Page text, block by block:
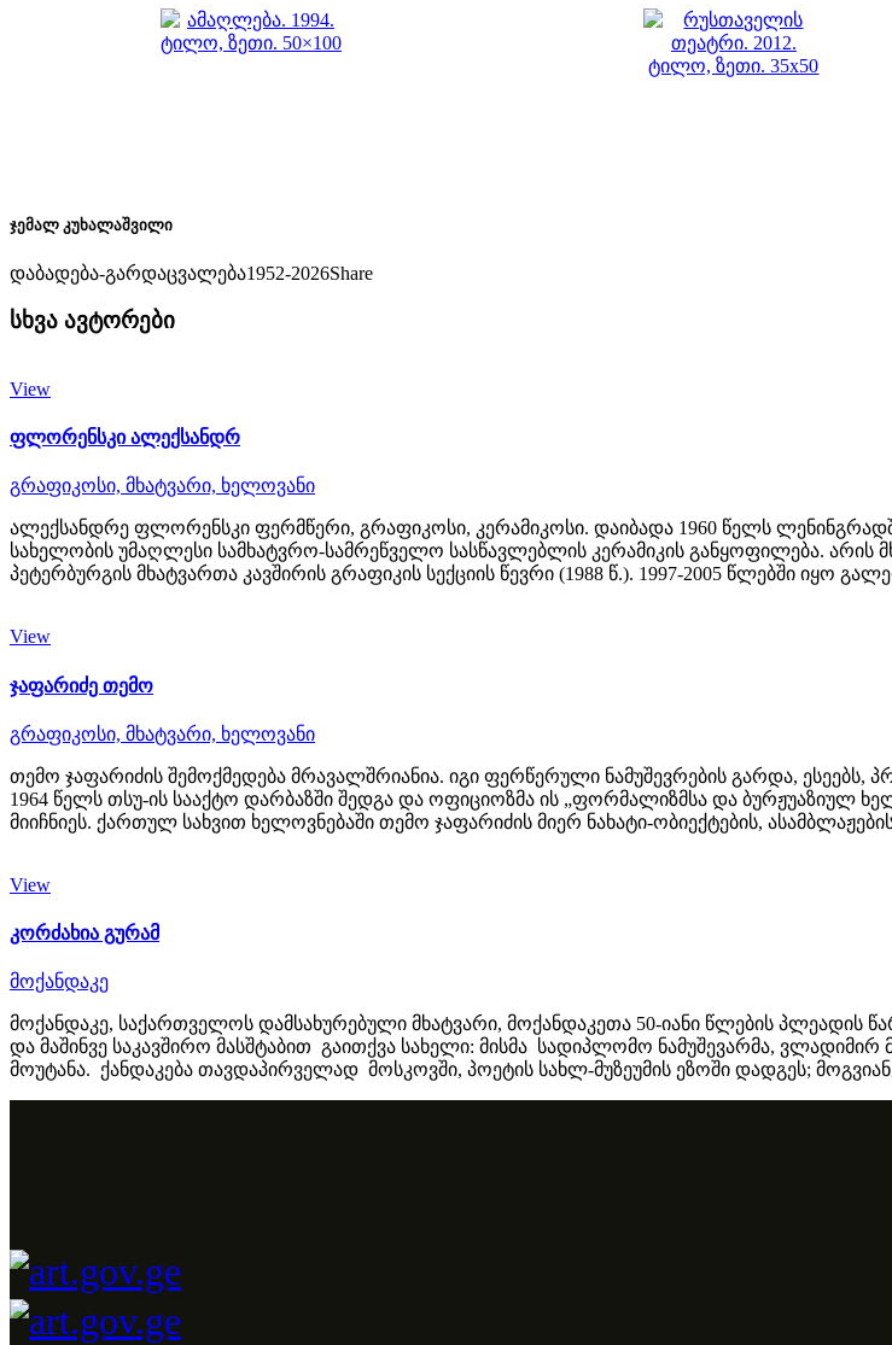
ჯემალ კუხალაშვილი
დაბადება-გარდაცვალება1952-2026Share
სხვა ავტორები
View
ფლორენსკი ალექსანდრ
გრაფიკოსი, მხატვარი, ხელოვანი
ალექსანდრე ფლორენსკი ფერმწერი, გრაფიკოსი, კერამიკოსი. დაიბადა 1960 წელს
სახელობის უმაღლესი სამხატვრო-სამრეწველო სასწავლებლის კერამიკის განყოფილება. არის
პეტერბურგის მხატვართა კავშირის გრაფიკის სექციის წევრი (1988 წ.). 1997-2005 წლებში იყო
View
ჯაფარიძე თემო
გრაფიკოსი, მხატვარი, ხელოვანი
თემო ჯაფარიძის შემოქმედება მრავალშრიანია. იგი ფერწერული ნამუშევრების გარდა,
1964 წელს თსუ-ის სააქტო დარბაზში შედგა და ოფიციოზმა ის „ფორმალიზმსა და ბურჟუაზიულ
მიიჩნიეს. ქართულ სახვით ხელოვნებაში თემო ჯაფარიძის მიერ ნახატი-ობიექტების,
View
კორძახია გურამ
მოქანდაკე
მოქანდაკე, საქართველოს დამსახურებული მხატვარი, მოქანდაკეთა 50-იანი წლების პლეადის
და მაშინვე საკავშირო მასშტაბით გაითქვა სახელი: მისმა სადიპლომო ნამუშევარმა,
მოუტანა. ქანდაკება თავდაპირველად მოსკოვში, პოეტის სახლ-მუზეუმის ეზოში დადგეს;